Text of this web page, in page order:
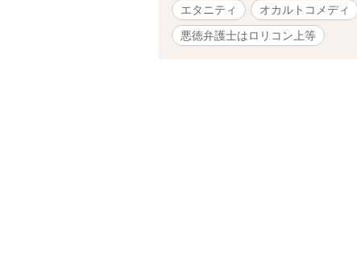
エタニティ
オカルトコメディ
悪徳弁護士はロリコン上等